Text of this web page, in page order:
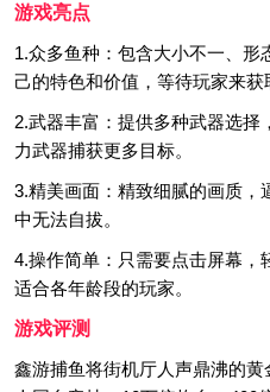
游戏亮点
1.众多鱼种：包含大小不一、形
己的特色和价值，等待玩家来获
2.武器丰富：提供多种武器选
力武器捕获更多目标。
3.精美画面：精致细腻的画质，
中无法自拔。
4.操作简单：只需要点击屏幕，
适合各年龄段的玩家。
游戏评测
鑫游捕鱼将街机厅人声鼎沸的